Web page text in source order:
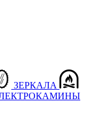
ЗЕРКАЛА